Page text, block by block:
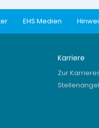
EHS Medien
Karriere
Zur